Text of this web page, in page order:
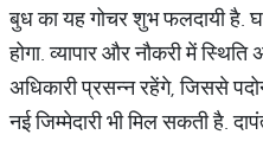
बुध का यह गोचर शुभ फलदायी है.
होगा. व्यापार और नौकरी में
अधिकारी प्रसन्न रहेंगे, जिससे
नई जिम्मेदारी भी मिल सकती है.